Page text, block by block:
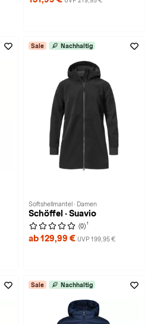
Sale Nachhaltig
Softshellmantel · Damen
Schöffel · Suavio
(0) 1
ab 129,99 € UVP 199,95 €
Sale Nachhaltig